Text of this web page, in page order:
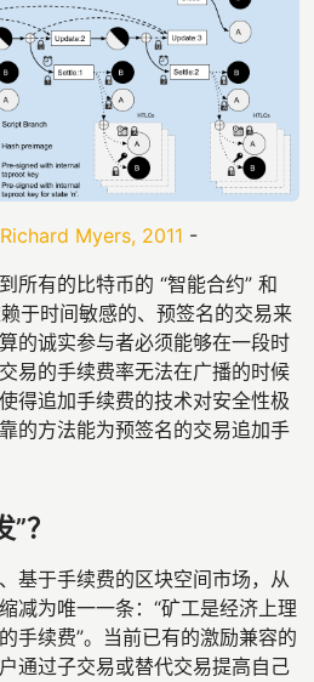
Richard Myers, 2011 -
所有的比特币的 “智能合约” 和
于时间敏感的、预签名的交易来
的诚实参与者必须能够在一段时
易的手续费率无法在广播的时候
得追加手续费的技术对安全性极
的方法能为预签名的交易追加手
？
基于手续费的区块空间市场，从
减为唯一一条：“矿工是经济上理
手续费”。当前已有的激励兼容的
通过子交易或替代交易提高自己